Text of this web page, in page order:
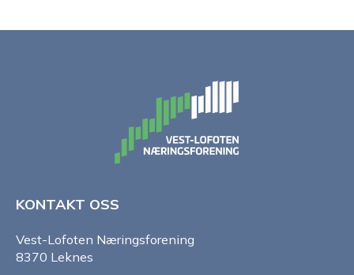
KONTAKT OSS
Vest-Lofoten Næringsforening
8370 Leknes